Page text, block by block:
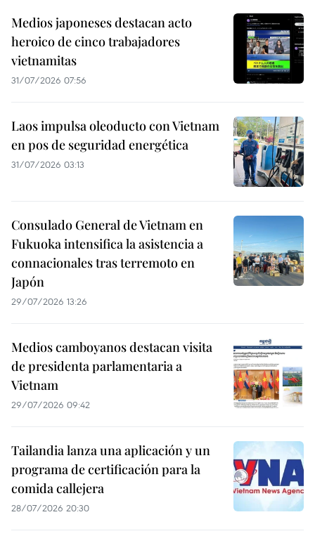
Medios japoneses destacan acto
heroico de cinco trabajadores
vietnamitas
31/07/2026 07:56
Laos impulsa oleoducto con Vietnam
en pos de seguridad energética
31/07/2026 03:13
Consulado General de Vietnam en
Fukuoka intensifica la asistencia a
connacionales tras terremoto en
Japón
29/07/2026 13:26
Medios camboyanos destacan visita
de presidenta parlamentaria a
Vietnam
29/07/2026 09:42
Tailandia lanza una aplicación y un
programa de certificación para la
comida callejera
28/07/2026 20:30